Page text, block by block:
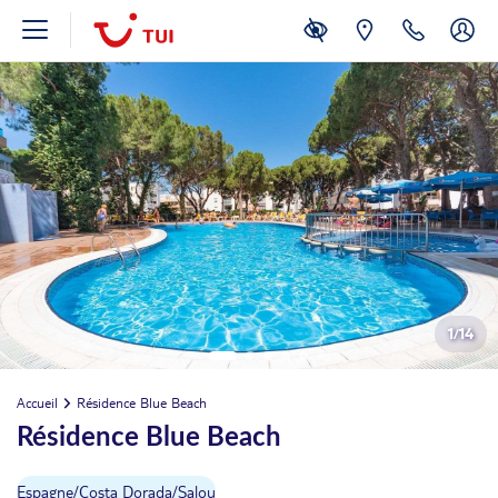
1/14
Accueil Résidence Blue Beach
Résidence Blue Beach
Espagne/Costa Dorada/Salou